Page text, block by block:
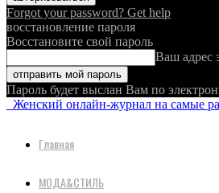
Forgot your password? Get help
восстановление пароля
Восстановите свой пароль
Ваш адрес
Пароль будет выслан Вам по
Женский онлайн-журнал на самые
Главная
МОДА&СТИЛЬ